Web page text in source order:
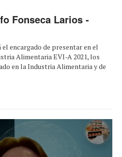
Fonseca Larios -
encargado de presentar en el
Alimentaria EVI-A 2021, los
en la Industria Alimentaria y de